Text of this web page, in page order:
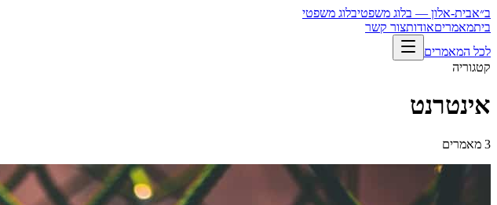
ב״אבית-אלון — בלוג משפטיבלוג משפטי
ביתמאמריםאודותצור קשר
לכל המאמרים
קטגוריה
אינטרנט
3 מאמרים